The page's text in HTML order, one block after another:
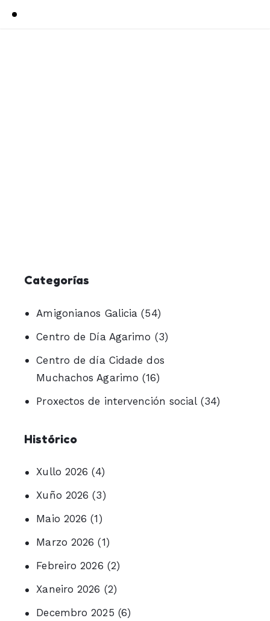
Categorías
Amigonianos Galicia (54)
Centro de Día Agarimo (3)
Centro de día Cidade dos
Muchachos Agarimo (16)
Proxectos de intervención social(34)
Histórico
Xullo 2026 (4)
Xuño 2026 (3)
Maio 2026 (1)
Marzo 2026 (1)
Febreiro 2026 (2)
Xaneiro 2026 (2)
Decembro 2025 (6)